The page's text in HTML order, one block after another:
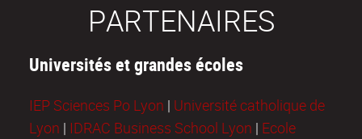
PARTENAIRES
Universités et grandes écoles
IEP Sciences Po Lyon | Université catholique de
Lyon | IDRAC Business School Lyon | Ecole